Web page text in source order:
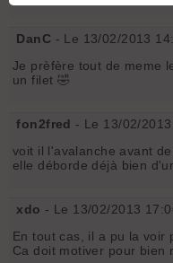
DanC - Le 13/02/2013
Je prèfère tout de meme
un filet 🤣
fon2fred - Le 13/02/
voit il l'avalanche avant
elle déborde déjà bien
xdo - Le 13/02/2013
En tout cas, il a pu la voir
Ca doit motiver pour bien